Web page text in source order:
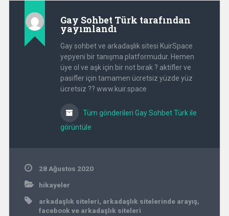
Gay Sohbet Türk tarafından
yayımlandı
Gay sohbet ve arkadaşlık sitesi KuirSpace
yepyeni bir tanışma platformudur. Hemen
üye ol ve aşk için bir not bırak ? aktifler ve
pasifler için tamamen ücretsiz yüzde yüz
ücretsiz ?? www.kuir.space
Tüm gönderileri Gay Sohbet Türk ile
görüntüle
28 Ağustos 2020
hikayeler
arkadaşlık siteleri, arkadaşlık sitelerinde arayış,
facebook ve arkadaşlık siteleri